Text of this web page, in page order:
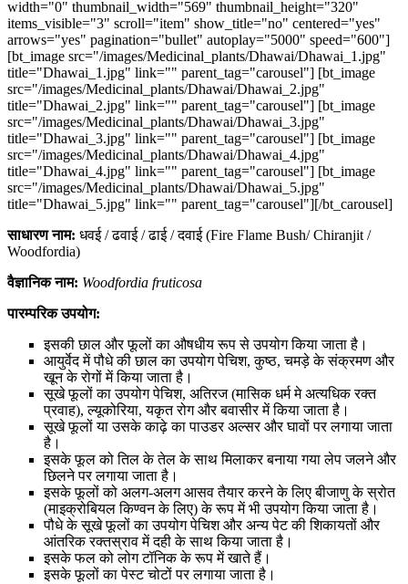
width="0" thumbnail_width="569" thumbnail_height="320"
items_visible="3" scroll="item" show_title="no" centered="yes"
arrows="yes" pagination="bullet" autoplay="5000" speed="600"]
[bt_image src="/images/Medicinal_plants/Dhawai/Dhawai_1.jpg"
title="Dhawai_1.jpg" link="" parent_tag="carousel"] [bt_image
src="/images/Medicinal_plants/Dhawai/Dhawai_2.jpg"
title="Dhawai_2.jpg" link="" parent_tag="carousel"] [bt_image
src="/images/Medicinal_plants/Dhawai/Dhawai_3.jpg"
title="Dhawai_3.jpg" link="" parent_tag="carousel"] [bt_image
src="/images/Medicinal_plants/Dhawai/Dhawai_4.jpg"
title="Dhawai_4.jpg" link="" parent_tag="carousel"] [bt_image
src="/images/Medicinal_plants/Dhawai/Dhawai_5.jpg"
title="Dhawai_5.jpg" link="" parent_tag="carousel"][/bt_carousel]
साधारण नाम: धवई / ढवाई / ढाई / दवाई (Fire Flame Bush/ Chiranjit /
Woodfordia)
वैज्ञानिक नाम: Woodfordia fruticosa
पारम्परिक उपयोग:
इसकी छाल और फूलों का औषधीय रूप से उपयोग किया जाता है।
आयुर्वेद में पौधे की छाल का उपयोग पेचिश, कुष्ठ, चमड़े के संक्रमण और
खून के रोगों में किया जाता है।
सूखे फूलों का उपयोग पेचिश, अतिरज (मासिक धर्म मे अत्यधिक रक्त
प्रवाह), ल्यूकोरिया, यकृत रोग और बवासीर में किया जाता है।
सूखे फूलों या उसके काढ़े का पाउडर अल्सर और घावों पर लगाया जाता
है।
इसके फूल को तिल के तेल के साथ मिलाकर बनाया गया लेप जलने और
छिलने पर लगाया जाता है।
इसके फूलों को अलग-अलग आसव तैयार करने के लिए बीजाणु के स्रोत
(माइक्रोबियल किण्वन के लिए) के रूप में भी उपयोग किया जाता है।
पौधे के सूखे फूलों का उपयोग पेचिश और अन्य पेट की शिकायतों और
आंतरिक रक्तस्राव में दही के साथ किया जाता है।
इसके फल को लोग टॉनिक के रूप में खाते हैं।
इसके फूलों का पेस्ट चोटों पर लगाया जाता है।